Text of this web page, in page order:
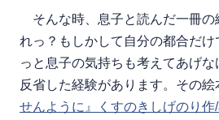
そんな時、息子と読んだ一冊の
れっ？もしかして自分の都合だ
っと息子の気持ちも考えてあげ
反省した経験があります。その絵
せんように』くすのきしげのり作